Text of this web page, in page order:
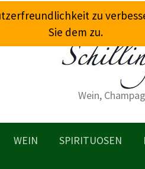
Wein,
WEIN SPIRITUOSEN
zu
Sie dem zu.